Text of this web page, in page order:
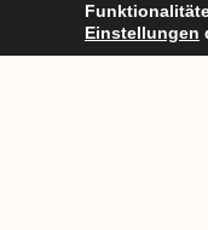
Einstellungen